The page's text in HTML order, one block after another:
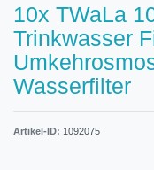
10x TWaLa
Trinkwasser
Wasserfilter
Artikel-ID: 1092075